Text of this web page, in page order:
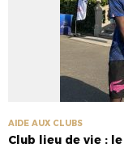
AIDE AUX CLUBS
Club lieu de vie :